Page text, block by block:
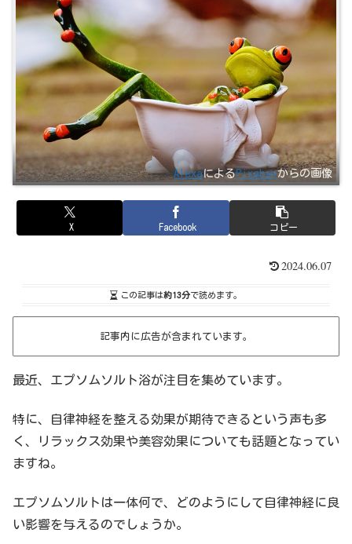
AlexaによるPixabayからの画像
X Facebook コピー
2024.06.07
この記事は約13分で読めます。
記事内に広告が含まれています。
最近、エプソムソルト浴が注目を集めています。
特に、自律神経を整える効果が期待できるという声も多
く、リラックス効果や美容効果についても話題となってい
ますね。
エプソムソルトは一体何で、どのようにして自律神経に良
い影響を与えるのでしょうか。